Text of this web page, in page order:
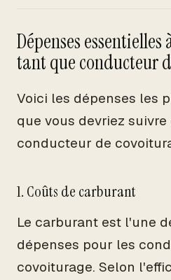
Dépenses
tant que conducteur
Voici les dépenses les
que vous devriez
conducteur de
1. Coûts de carburant
Le carburant est l'une
dépenses pour les
covoiturage. Selon